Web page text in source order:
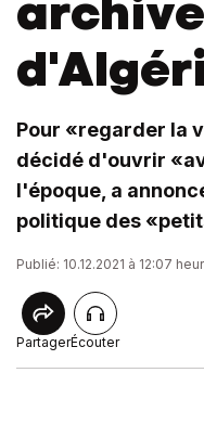
Pour «regarder la
décidé d'ouvrir
l'époque, a
politique des
Publié: 10.12.2021 à 12:07
PartagerÉcouter